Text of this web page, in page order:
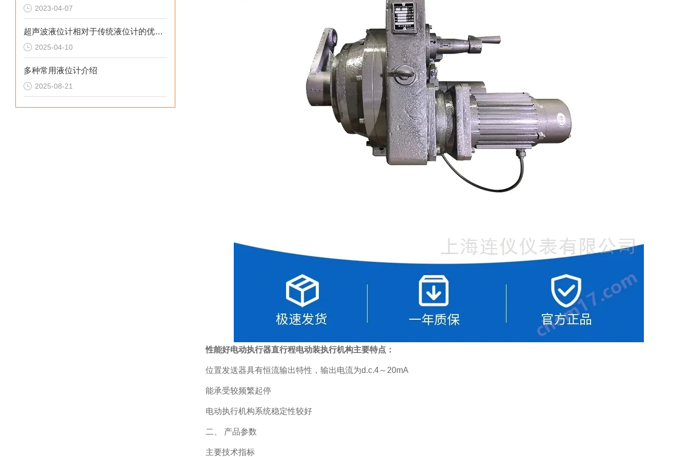
2023-04-07
超声波液位计相对于传统液位计的优点有哪些
2025-04-10
多种常用液位计介绍
2025-08-21
性能好电动执行器直行程电动装执行机构主要特点：
位置发送器具有恒流输出特性，输出电流为d.c.4～20mA
能承受较频繁起停
电动执行机构系统稳定性较好
二、 产品参数
主要技术指标